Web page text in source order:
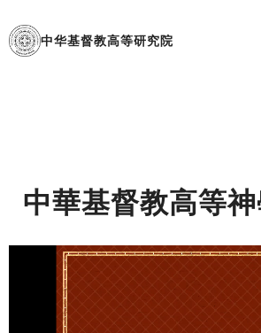
中华基督教高等研究院
中華基督教高等